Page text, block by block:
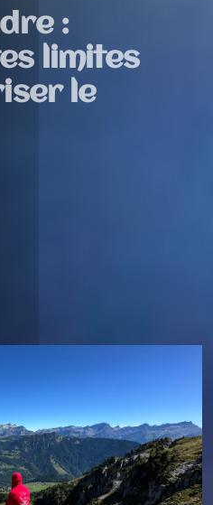
:
limites
le